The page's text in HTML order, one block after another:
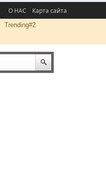
О НАС Карта сайта
Trending#2